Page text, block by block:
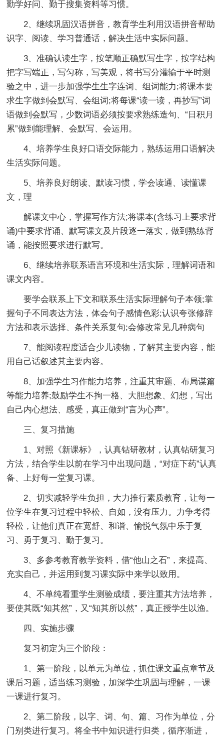
勤学好问、勤于搜集资料等习惯。
2、继续巩固汉语拼音，教育学生利用汉语拼音帮助
识字、阅读、学习普通话，解决生活中实际问题。
3、准确认读生字，按笔顺正确默写生字，按字结构
把字写端正，写匀称，写美观，将书写分灌输于平时测
验之中，进一步加强学生生字连词、组词能力;将课本要
求生字做到会默写、会组词;将每课“读一读，再抄写”词
语做到会默写，少数词语必须按要求熟练造句、“日积月
累”做到能理解、会默写、会运用。
4、培养学生良好口语交际能力，熟练运用口语解决
生活实际问题。
5、培养良好朗读、默读习惯，学会读通、读懂课
文，理
解课文中心，掌握写作方法;将课本(含练习上要求背
诵)中要求背诵、默写课文及片段逐一落实，做到熟练背
诵，能按照要求进行默写。
6、继续培养联系语言环境和生活实际，理解词语和
课文内容。
要学会联系上下文和联系生活实际理解句子本领;掌
握句子不同表达方法，体会句子感情色彩;认识夸张修辞
方法和表示选择、条件关系复句;会修改常见几种病句
7、能阅读程度适合少儿读物，了解其主要内容，能
用自己话叙述其主要内容。
8、加强学生习作能力培养，注重其审题、布局谋篇
等能力培养;鼓励学生不拘一格、大胆想象、幻想，写出
自己内心想法、感受，真正做到“言为心声”。
三、复习措施
1、对照《新课标》，认真钻研教材，认真钻研复习
方法，结合学生以前在学习中出现问题，“对症下药”认真
备、上好每一堂复习课。
2、切实减轻学生负担，大力推行素质教育，让每一
位学生在复习过程中轻松、自如，没有压力。力争考得
轻松，让他们真正在宽舒、和谐、愉悦气氛中乐于复
习、勇于复习、勤于复习。
3、多参考教育教学资料，借“他山之石”，来提高、
充实自己，并运用到复习课实际中来学以致用。
4、不单纯看重学生测验成绩，要注重其方法培养，
要使其既“知其然”，又“知其所以然”，真正授学生以渔。
四、实施步骤
复习初定为三个阶段：
1、第一阶段，以单元为单位，抓住课文重点章节及
课后习题，适当练习测验，加深学生巩固与理解，一课
一课进行复习。
2、第二阶段，以字、词、句、篇、习作为单位，分
门别类进行复习。将全书中知识进行归类，循序渐进，